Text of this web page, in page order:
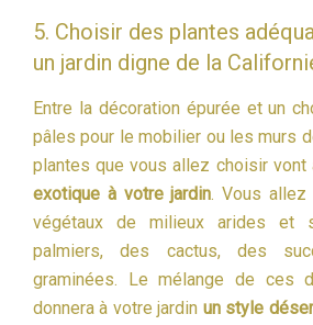
5. Choisir des plantes
un jardin digne de la
Entre la décoration épurée et un
pâles pour le mobilier ou les murs
plantes que vous allez choisir vont
exotique à votre jardin. Vous allez
végétaux de milieux arides et
palmiers, des cactus, des
graminées. Le mélange de ces
donnera à votre jardin un style